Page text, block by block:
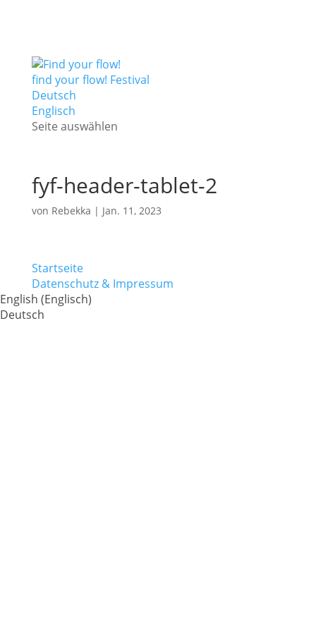
find your flow! Festival
Deutsch
Englisch
Seite auswählen
fyf-header-tablet-2
von Rebekka | Jan. 11, 2023
Startseite
Datenschutz & Impressum
English (Englisch)
Deutsch